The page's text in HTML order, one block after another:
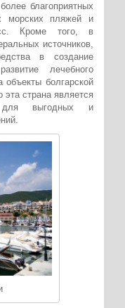
благоприятных
морских пляжей и
Кроме того, в
источников,
в создание
лечебного
объекты болгарской
страна является
для выгодных и